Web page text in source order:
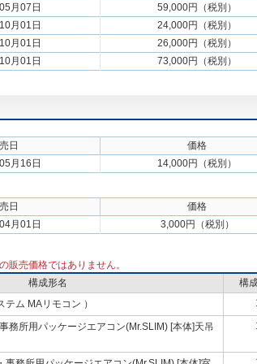
月07日
59,000円（税別）
月01日
24,000円（税別）
月01日
26,000円（税別）
月01日 73,000円（税別）
日
価格
月16日 14,000円（税別）
日
価格
月01日 3,000円（税別）
売価格ではありません。
構成形名
構
テム MAリモコン ）
務所用パッケージエアコン(Mr.SLIM) [本体]天吊